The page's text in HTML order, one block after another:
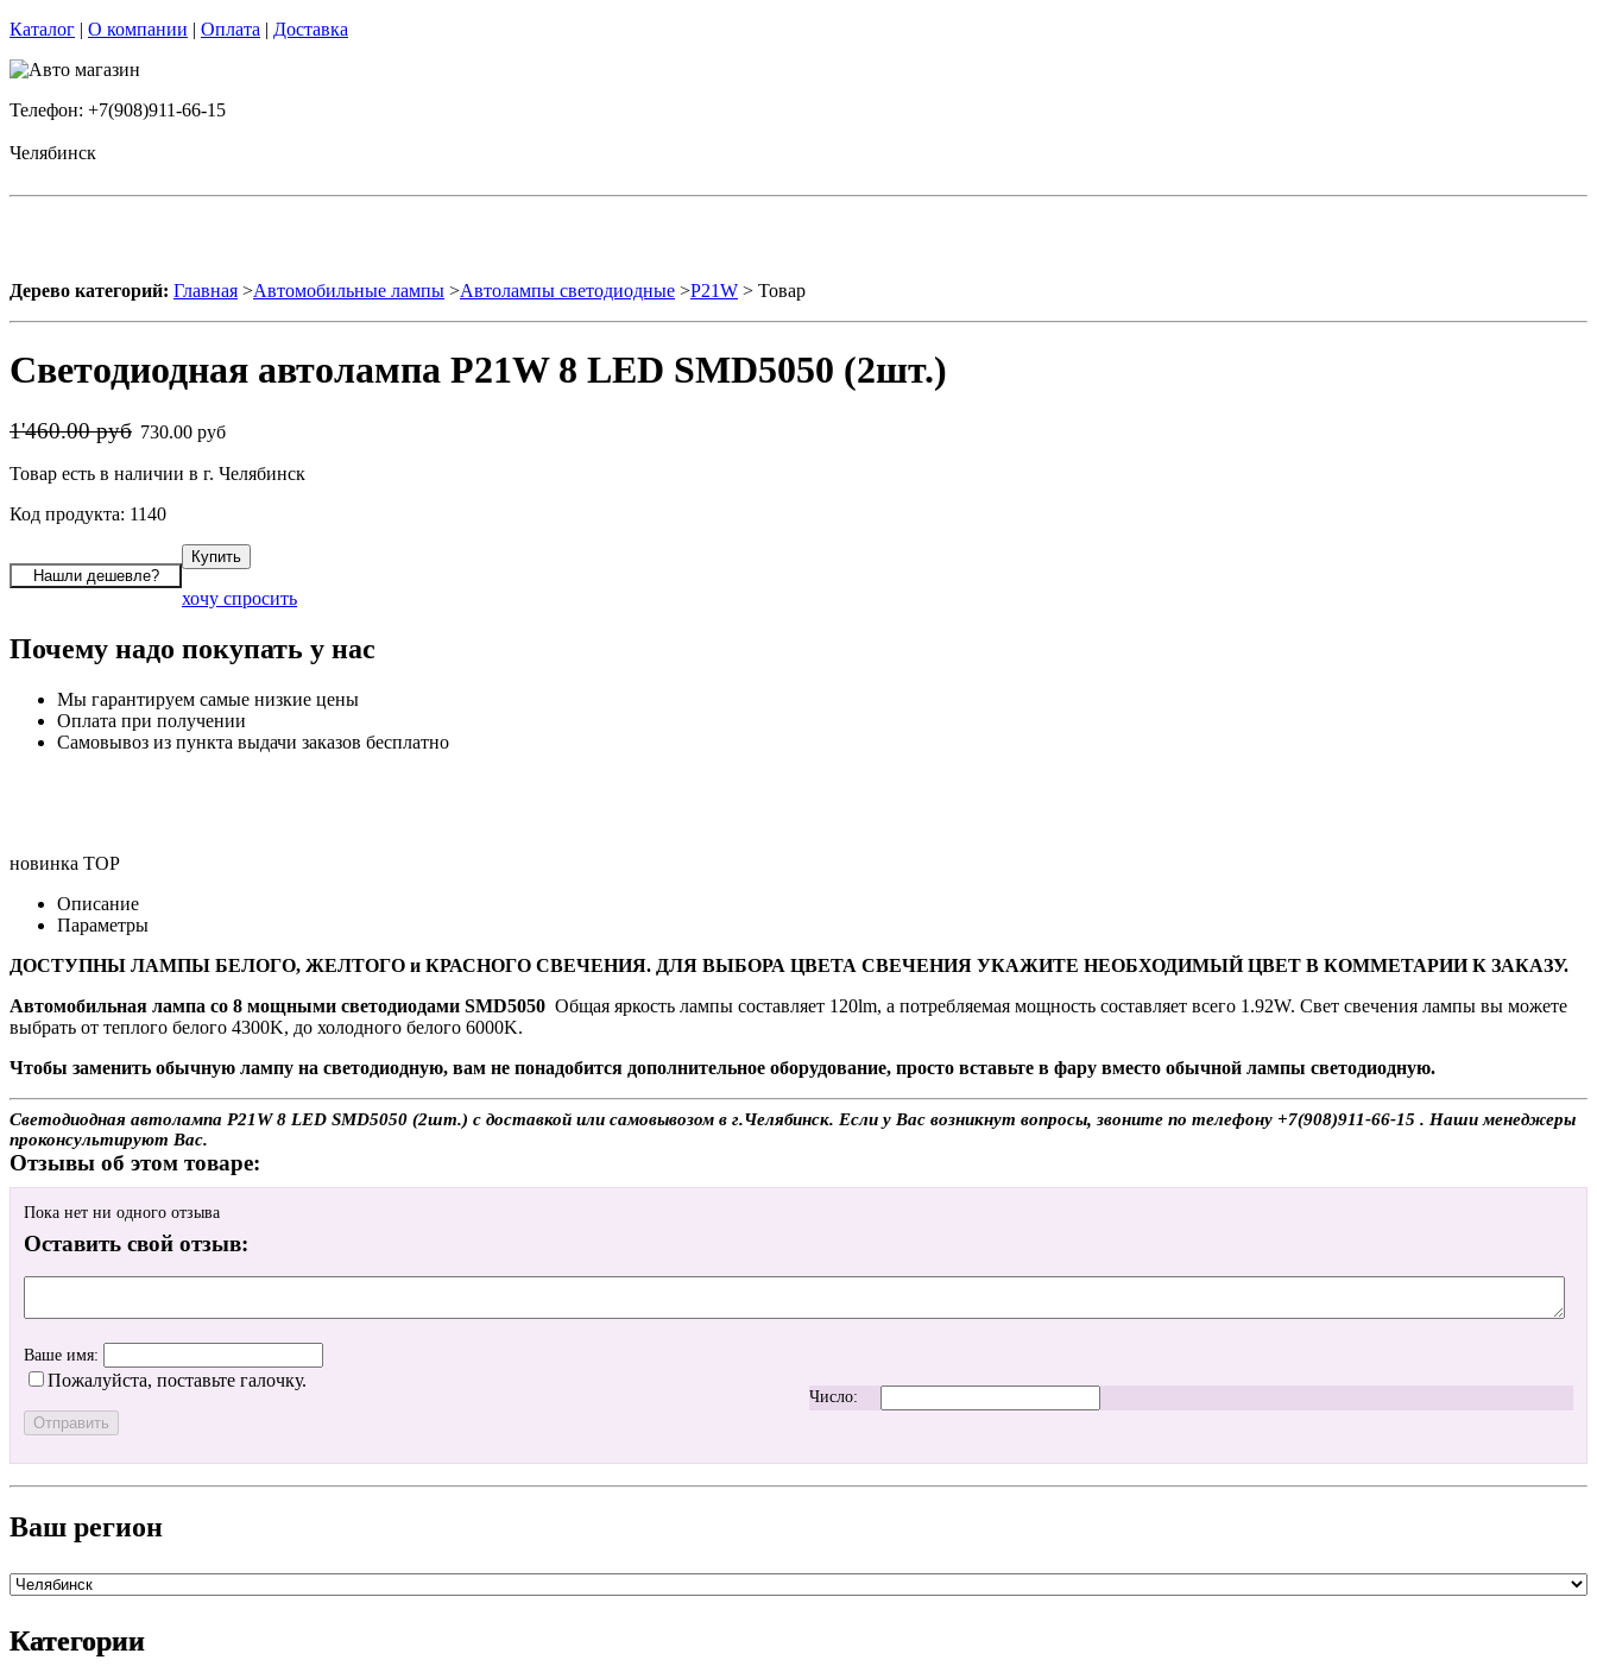
Каталог | О компании | Оплата | Доставка
Телефон: +7(908)911-66-15
Челябинск
Дерево категорий: Главная >Автомобильные лампы >Автолампы светодиодные >P21W > Товар
Светодиодная автолампа P21W 8 LED SMD5050 (2шт.)
1'460.00 руб 730.00 руб
Товар есть в наличии в г. Челябинск
Код продукта: 1140
хочу спросить
Почему надо покупать у нас
Мы гарантируем самые низкие цены
Оплата при получении
Самовывоз из пункта выдачи заказов бесплатно
новинка TOP
Описание
Параметры
ДОСТУПНЫ ЛАМПЫ БЕЛОГО, ЖЕЛТОГО и КРАСНОГО СВЕЧЕНИЯ. ДЛЯ ВЫБОРА ЦВЕТА СВЕЧЕНИЯ УКАЖИТЕ НЕОБХОДИМЫЙ ЦВЕТ В КОММЕТАРИИ К ЗАКАЗУ.
Автомобильная лампа co 8 мощными светодиодами SMD5050 Общая яркость лампы составляет 120lm, а потребляемая мощность составляет всего 1.92W. Свет свечения лампы вы можете
выбрать от теплого белого 4300K, до холодного белого 6000K.
Чтобы заменить обычную лампу на светодиодную, вам не понадобится дополнительное оборудование, просто вставьте в фару вместо обычной лампы светодиодную.
Светодиодная автолампа P21W 8 LED SMD5050 (2шт.) с доставкой или самовывозом в г.Челябинск. Если у Вас возникнут вопросы, звоните по телефону +7(908)911-66-15 . Наши менеджеры
проконсультируют Вас.
Отзывы об этом товаре:
Пока нет ни одного отзыва
Оставить свой отзыв:
Ваше имя:
Пожалуйста, поставьте галочку.
Число:
Ваш регион
Категории